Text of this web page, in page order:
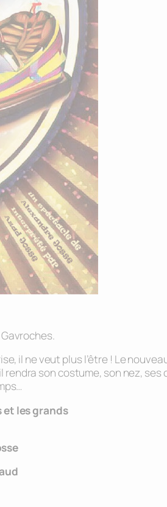
il ne veut plus l’être ! Le
son costume, son nez, ses
les grands